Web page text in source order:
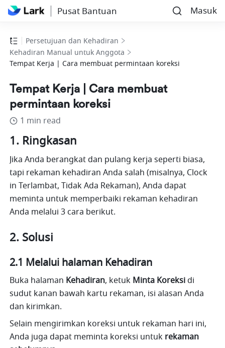
Pusat Bantuan Masuk
Persetujuan dan Kehadiran
Kehadiran Manual untuk Anggota
Tempat Kerja | Cara membuat permintaan koreksi
Tempat Kerja | Cara membuat
permintaan koreksi
1 min read
Ringkasan
Jika Anda berangkat dan pulang kerja seperti biasa,
tapi rekaman kehadiran Anda salah (misalnya, Clock
in Terlambat, Tidak Ada Rekaman), Anda dapat
meminta untuk memperbaiki rekaman kehadiran
Anda melalui 3 cara berikut.
Solusi
2.1 Melalui halaman Kehadiran
Buka halaman Kehadiran, ketuk Minta Koreksi di
sudut kanan bawah kartu rekaman, isi alasan Anda
dan kirimkan.
Selain mengirimkan koreksi untuk rekaman hari ini,
Anda juga dapat meminta koreksi untuk rekaman